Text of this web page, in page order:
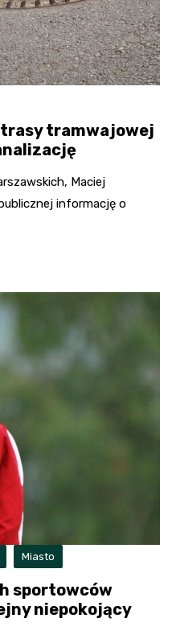
tramwajowej
Maciej
informację o
Miasto
sportowców
niepokojący